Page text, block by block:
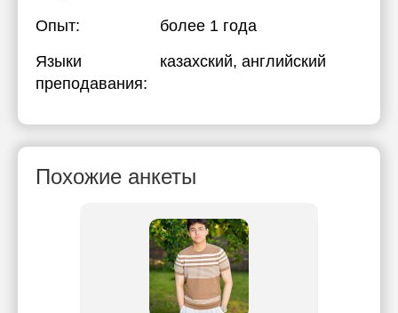
Опыт:
более 1 года
Языки
преподавания:
казахский, английский
Похожие анкеты